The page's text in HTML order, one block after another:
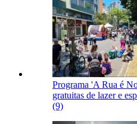
Programa 'A Rua é
gratuitas de lazer e
(9)